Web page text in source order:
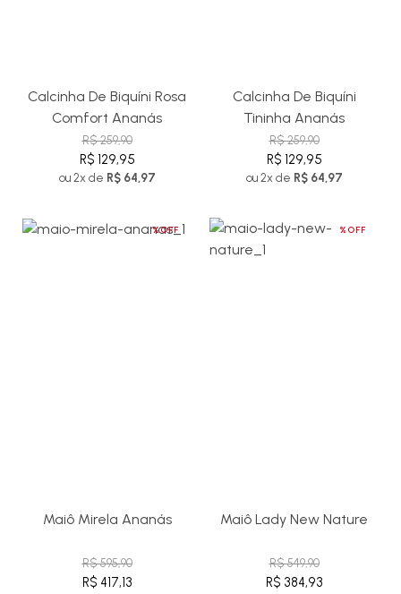
Calcinha De Biquíni Rosa
Comfort Ananás
R$ 259,90
R$ 129,95
ou 2x de R$ 64,97
Calcinha De Biquíni
Tininha Ananás
R$ 259,90
R$ 129,95
ou 2x de R$ 64,97
%OFF
Maiô Mirela Ananás
R$ 595,90
R$ 417,13
%OFF
Maiô Lady New Nature
R$ 549,90
R$ 384,93